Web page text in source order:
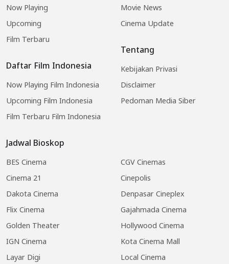
Now Playing
Upcoming
Film Terbaru
Daftar Film Indonesia
Now Playing Film Indonesia
Upcoming Film Indonesia
Film Terbaru Film Indonesia
Jadwal Bioskop
BES Cinema
CGV Cinemas
Cinema 21
Cinepolis
Dakota Cinema
Denpasar Cineplex
Flix Cinema
Gajahmada Cinema
Golden Theater
Hollywood Cinema
IGN Cinema
Kota Cinema Mall
Layar Digi
Local Cinema
Movie News
Cinema Update
Tentang
Kebijakan Privasi
Disclaimer
Pedoman Media Siber